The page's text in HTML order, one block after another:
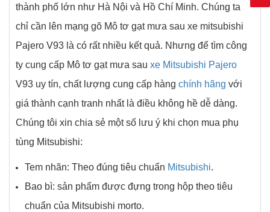
thành phố lớn như Hà Nội và Hồ Chí Minh. Chúng ta
chỉ cần lên mạng gõ Mô tơ gạt mưa sau xe mitsubishi
Pajero V93 là có rất nhiều kết quả. Nhưng để tìm công
ty cung cấp Mô tơ gạt mưa sau xe Mitsubishi Pajero
V93 uy tín, chất lượng cung cấp hàng chính hãng với
giá thành cạnh tranh nhất là điều không hề dễ dàng.
Chúng tôi xin chia sẻ một số lưu ý khi chọn mua phụ
tùng Mitsubishi:
Tem nhãn: Theo đúng tiêu chuẩn Mitsubishi.
Bao bì: sản phẩm được đựng trong hộp theo tiêu
chuẩn của Mitsubishi morto.